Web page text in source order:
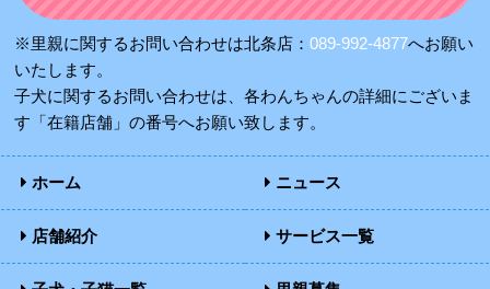
※里親に関するお問い合わせは北条店：089-992-4877へお願い
いたします。
子犬に関するお問い合わせは、各わんちゃんの詳細にございま
す「在籍店舗」の番号へお願い致します。
ホーム ニュース
店舗紹介 サービス一覧